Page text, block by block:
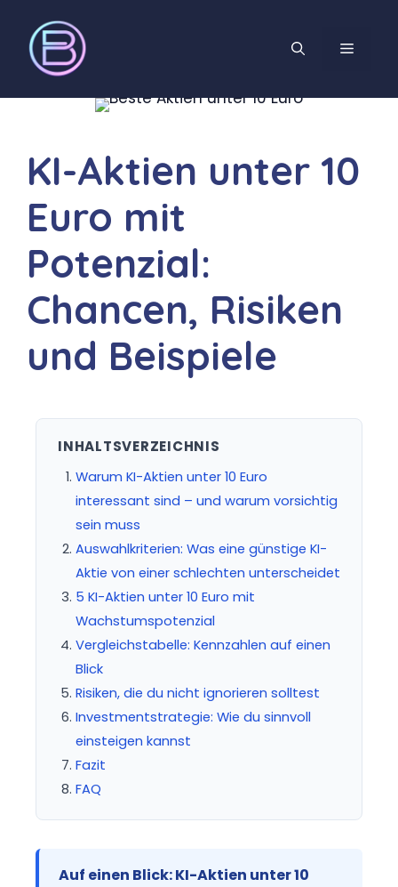
KI-Aktien unter 10
Euro mit
Potenzial:
Chancen, Risiken
und Beispiele
INHALTSVERZEICHNIS
Warum KI-Aktien unter 10 Euro
interessant sind – und warum vorsichtig
sein muss
Auswahlkriterien: Was eine günstige KI-
Aktie von einer schlechten unterscheidet
5 KI-Aktien unter 10 Euro mit
Wachstumspotenzial
Vergleichstabelle: Kennzahlen auf einen
Blick
Risiken, die du nicht ignorieren solltest
Investmentstrategie: Wie du sinnvoll
einsteigen kannst
Fazit
FAQ
Auf einen Blick: KI-Aktien unter 10